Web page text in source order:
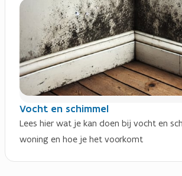
Vocht en schimmel
Lees hier wat je kan doen bij vocht en
woning en hoe je het voorkomt